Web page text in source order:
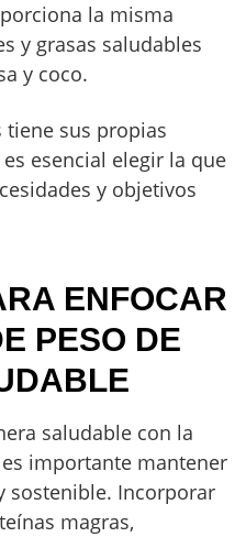
la misma
y grasas saludables
y coco.
tiene sus propias
esencial elegir la que
y objetivos
ENFOCAR
PESO DE
saludable con la
es importante mantener
sostenible. Incorporar
magras,